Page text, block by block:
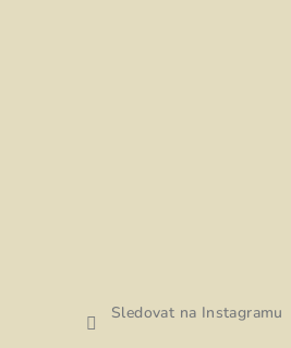
Sledovat na Instagramu